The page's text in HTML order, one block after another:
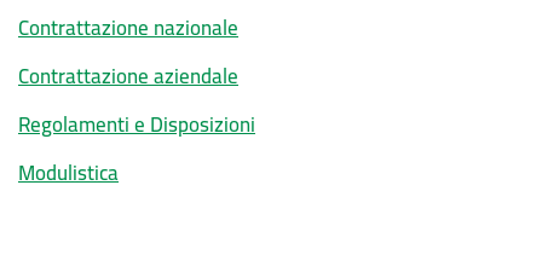
Contrattazione nazionale
Contrattazione aziendale
Regolamenti e Disposizioni
Modulistica